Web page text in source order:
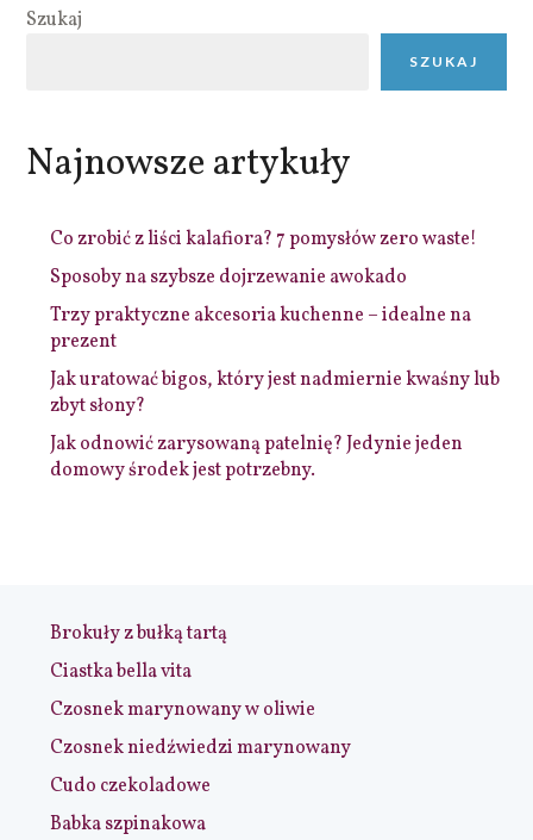
Szukaj
SZUKAJ
Najnowsze artykuły
Co zrobić z liści kalafiora? 7 pomysłów zero waste!
Sposoby na szybsze dojrzewanie awokado
Trzy praktyczne akcesoria kuchenne – idealne na
prezent
Jak uratować bigos, który jest nadmiernie kwaśny lub
zbyt słony?
Jak odnowić zarysowaną patelnię? Jedynie jeden
domowy środek jest potrzebny.
Brokuły z bułką tartą
Ciastka bella vita
Czosnek marynowany w oliwie
Czosnek niedźwiedzi marynowany
Cudo czekoladowe
Babka szpinakowa